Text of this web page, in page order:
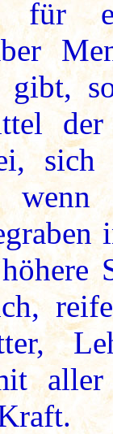
für
gibt,
der
wenn